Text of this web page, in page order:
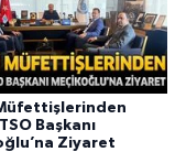
Başkanı
Ziyaret